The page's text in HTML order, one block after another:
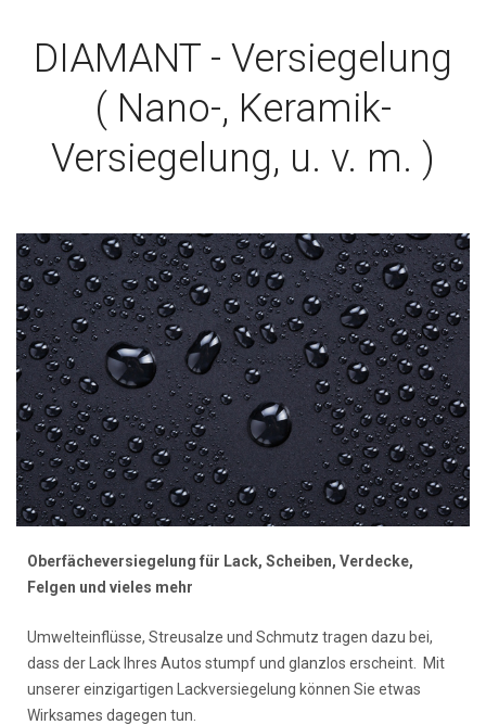
DIAMANT - Versiegelung
( Nano-, Keramik-
Versiegelung, u. v. m. )
Oberfächeversiegelung für Lack, Scheiben, Verdecke,
Felgen und vieles mehr
Umwelteinflüsse, Streusalze und Schmutz tragen dazu bei,
dass der Lack Ihres Autos stumpf und glanzlos erscheint. Mit
unserer einzigartigen Lackversiegelung können Sie etwas
Wirksames dagegen tun.